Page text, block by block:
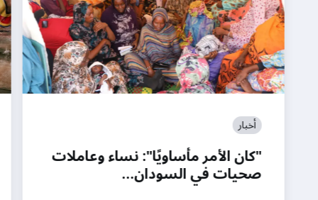
أخبار
"كان الأمر مأساويًا": نساء وعاملات
صحيات في السودان…